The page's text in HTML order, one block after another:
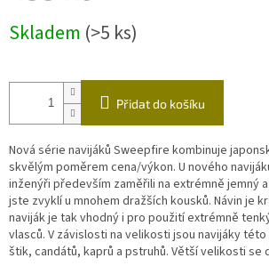
cena:
Skladem (>5 ks)
Přidat do košíku
Nová série navijáků Sweepfire kombinuje
skvělým poměrem cena/výkon. U nového
inženýři především zaměřili na extrémně jemný
jste zvyklí u mnohem dražších kousků. Návin je
naviják je tak vhodný i pro použití extrémně
vlasců. V závislosti na velikosti jsou navijáky
štik, candátů, kaprů a pstruhů. Větší velikosti se